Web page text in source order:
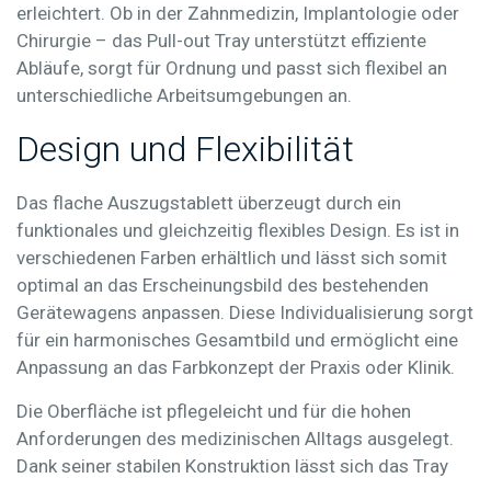
erleichtert. Ob in der Zahnmedizin, Implantologie oder
Chirurgie – das Pull-out Tray unterstützt effiziente
Abläufe, sorgt für Ordnung und passt sich flexibel an
unterschiedliche Arbeitsumgebungen an.
Design und Flexibilität
Das flache Auszugstablett überzeugt durch ein
funktionales und gleichzeitig flexibles Design. Es ist in
verschiedenen Farben erhältlich und lässt sich somit
optimal an das Erscheinungsbild des bestehenden
Gerätewagens anpassen. Diese Individualisierung sorgt
für ein harmonisches Gesamtbild und ermöglicht eine
Anpassung an das Farbkonzept der Praxis oder Klinik.
Die Oberfläche ist pflegeleicht und für die hohen
Anforderungen des medizinischen Alltags ausgelegt.
Dank seiner stabilen Konstruktion lässt sich das Tray